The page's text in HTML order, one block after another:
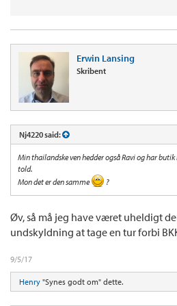
Erwin Lansing
Skribent
Nj4220 said:
Min thailandske ven hedder også Ravi og har
told.
Mon det er den samme
?
Øv, så må jeg have været uheldigt
undskyldning at tage en tur forbi
9/5/17
Henry "Synes godt om" dette.